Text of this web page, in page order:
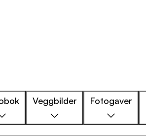
Veggbilder Fotogaver